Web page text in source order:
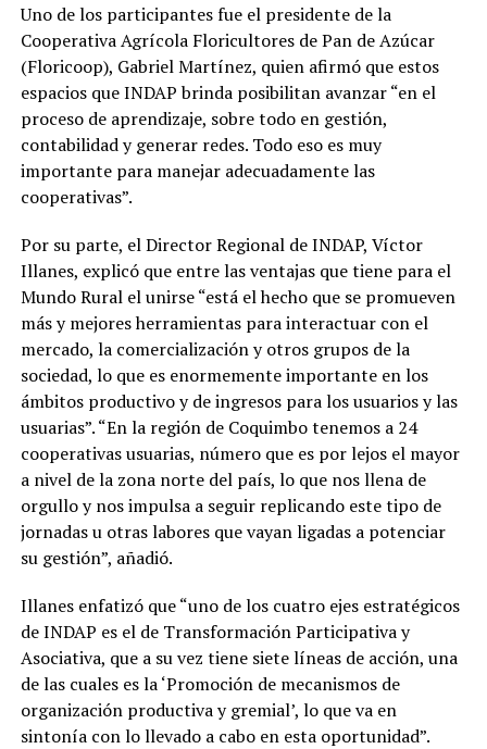
Uno de los participantes fue el presidente de la
Cooperativa Agrícola Floricultores de Pan de Azúcar
(Floricoop), Gabriel Martínez, quien afirmó que estos
espacios que INDAP brinda posibilitan avanzar “en el
proceso de aprendizaje, sobre todo en gestión,
contabilidad y generar redes. Todo eso es muy
importante para manejar adecuadamente las
cooperativas”.
Por su parte, el Director Regional de INDAP, Víctor
Illanes, explicó que entre las ventajas que tiene para el
Mundo Rural el unirse “está el hecho que se promueven
más y mejores herramientas para interactuar con el
mercado, la comercialización y otros grupos de la
sociedad, lo que es enormemente importante en los
ámbitos productivo y de ingresos para los usuarios y las
usuarias”. “En la región de Coquimbo tenemos a 24
cooperativas usuarias, número que es por lejos el mayor
a nivel de la zona norte del país, lo que nos llena de
orgullo y nos impulsa a seguir replicando este tipo de
jornadas u otras labores que vayan ligadas a potenciar
su gestión”, añadió.
Illanes enfatizó que “uno de los cuatro ejes estratégicos
de INDAP es el de Transformación Participativa y
Asociativa, que a su vez tiene siete líneas de acción, una
de las cuales es la ‘Promoción de mecanismos de
organización productiva y gremial’, lo que va en
sintonía con lo llevado a cabo en esta oportunidad”.